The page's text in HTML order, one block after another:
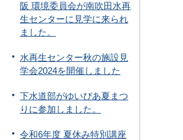
阪 環境委員会が南吹田水再
生センターに見学に来られ
ました。
水再生センター秋の施設見
学会2024を開催しました
下水道部がゆいぴあ夏まつ
りに参加しました。
令和6年度 夏休み特別講座